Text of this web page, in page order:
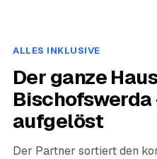
ALLES INKLUSIVE
Der ganze
aufgelöst
Der Partner sortiert den